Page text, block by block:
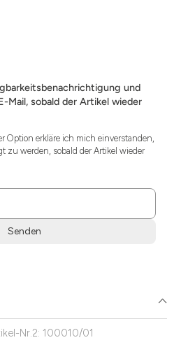
und
Mail, sobald der Artikel wieder
Option erkläre ich mich einverstanden,
zu werden, sobald der Artikel wieder
Senden
Nr.2: 100010/01